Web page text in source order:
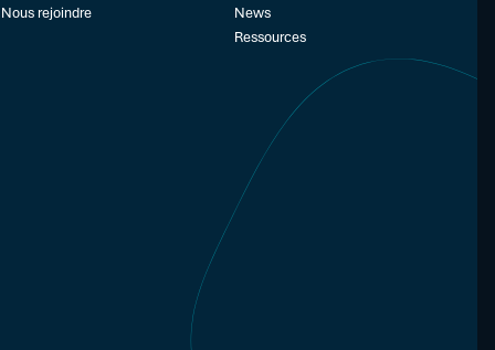
Nous rejoindre
News
Ressources